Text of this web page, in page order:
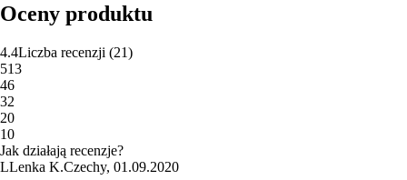
Oceny produktu
4.4Liczba recenzji (21)
513
46
32
20
10
Jak działają recenzje?
LLenka K.Czechy, 01.09.2020